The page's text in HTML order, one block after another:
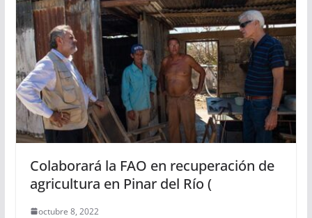
Colaborará la FAO en recuperación de
agricultura en Pinar del Río (
octubre 8, 2022